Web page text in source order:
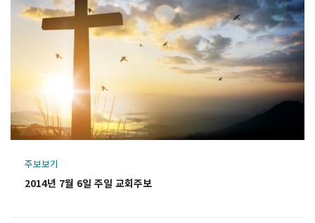
주보보기
2014년 7월 6일 주일 교회주보